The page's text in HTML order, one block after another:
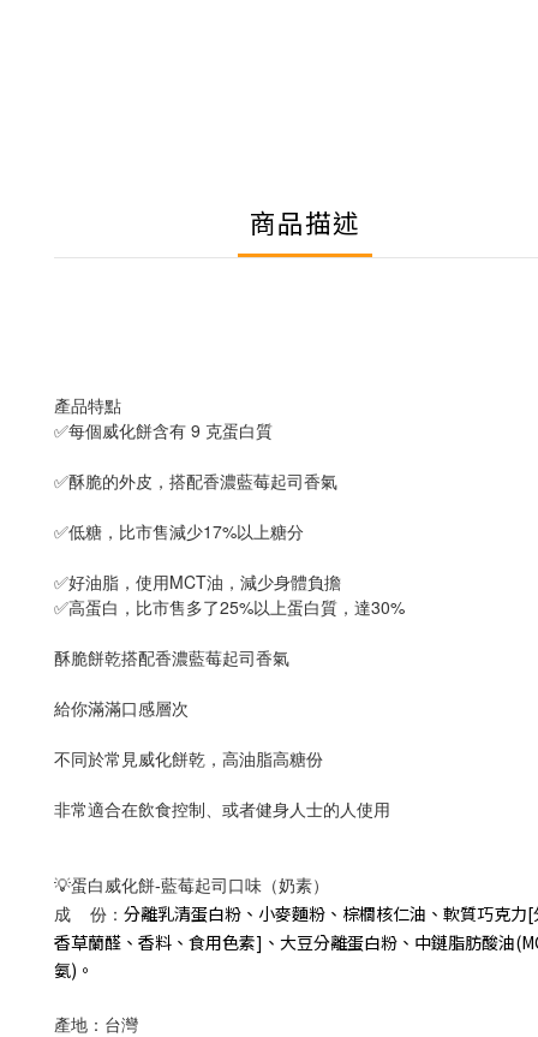
商品描述
產品特點
✅每個威化餅含有 9 克蛋白質
✅酥脆的外皮，搭配香濃藍莓起司香氣
✅低糖，比市售減少17%以上糖分
✅好油脂，使用MCT油，減少身體負擔
✅高蛋白， 比市售多了25%以上蛋白質，達30%
酥脆餅乾搭配香濃藍莓起司香氣
給你滿滿口感層次
不同於常見威化餅乾，高油脂高糖份
非常適合在飲食控制、或者健身人士的人使用
💡蛋白威化餅-藍莓起司口味（奶素）
成    份： 分離乳清蛋白粉、小麥麵粉、棕櫚核仁油、軟質巧克力[
香草蘭醛、香料、食用色素] 、大豆分離蛋白粉、中鏈脂肪酸油
氨) 。
產地：台灣